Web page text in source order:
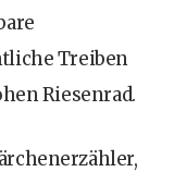
Treiben
Riesenrad.